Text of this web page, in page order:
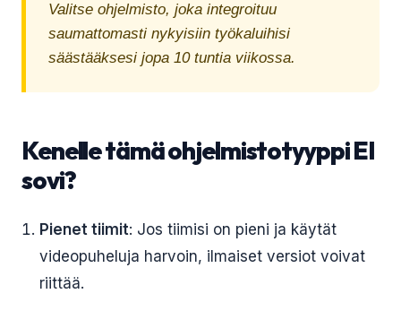
Valitse ohjelmisto, joka integroituu
saumattomasti nykyisiin työkaluihisi
säästääksesi jopa 10 tuntia viikossa.
Kenelle tämä ohjelmistotyyppi EI
sovi?
Pienet tiimit: Jos tiimisi on pieni ja käytät
videopuheluja harvoin, ilmaiset versiot voivat
riittää.